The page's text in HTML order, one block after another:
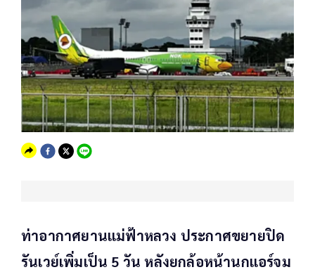
ท่าอากาศยานแม่ฟ้าหลวง ประกาศขยายปิด
รันเวย์เพิ่มเป็น 5 วัน หลังยกล้อหน้านกแอร์จม